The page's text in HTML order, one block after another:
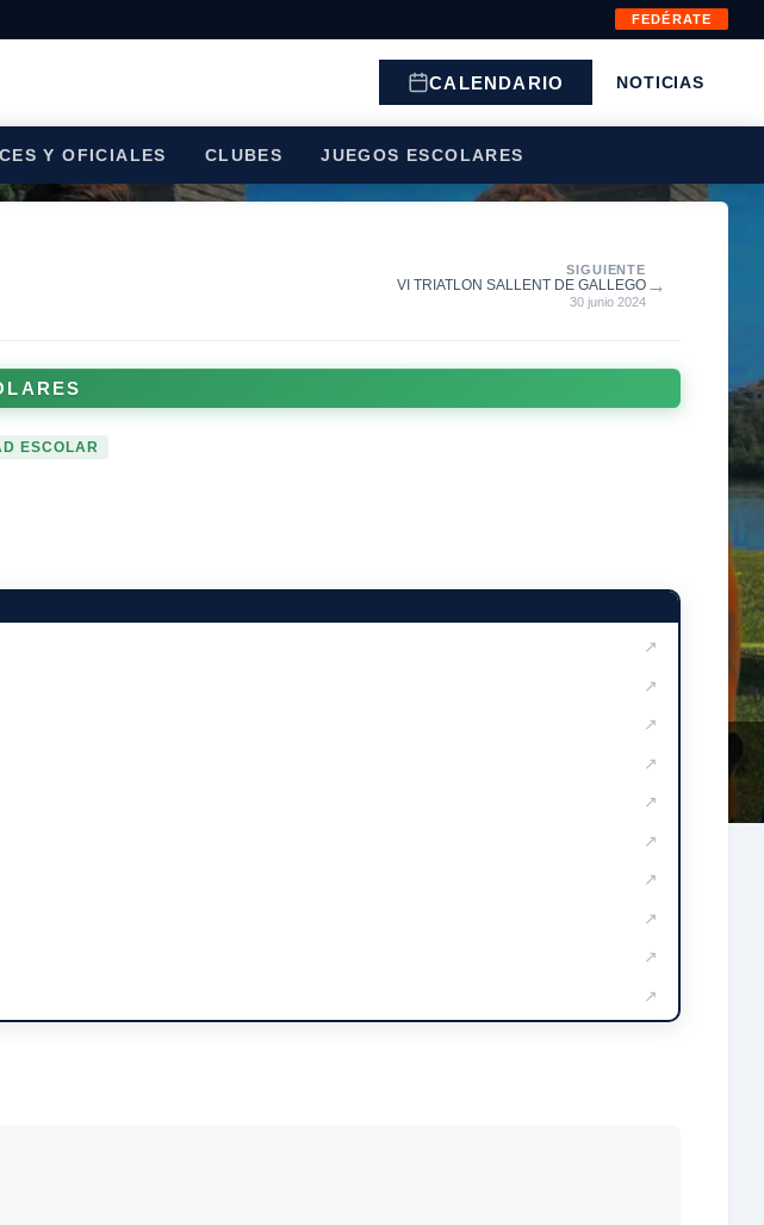
FEDÉRATE
CALENDARIO NOTICIAS
Y OFICIALES CLUBES JUEGOS ESCOLARES
SIGUIENTE
VI TRIATLON SALLENT DE GALLEGO
30 junio 2024
→
ESCOLAR
↗
↗
↗
↗
↗
↗
↗
↗
↗
↗